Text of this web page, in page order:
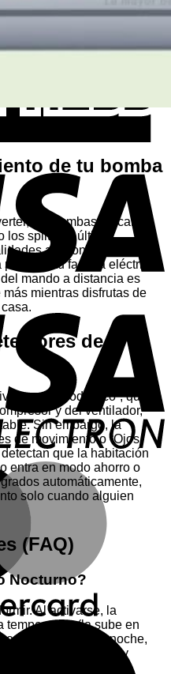
de tu bomba
las bombas de calor
los splits de última
adicionales
tu factura eléctrica.
mando a distancia es
mientras disfrutas de
de
es el “Modo Eco”, que
y del ventilador,
Sin embargo, la
de movimiento o “Ojos
que la habitación
entra en modo ahorro o
automáticamente,
solo cuando alguien
(FAQ)
Nocturno?
Al activarse, la
temperatura (la sube en
que pasa la noche,
natural del cuerpo y
de energía.